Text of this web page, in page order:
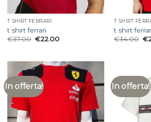
T SHIRT FERRARI
t shirt ferrari
€37.00 €22.00
T SHIRT
t shirt
€34.00 €
In offerta! In offerta!